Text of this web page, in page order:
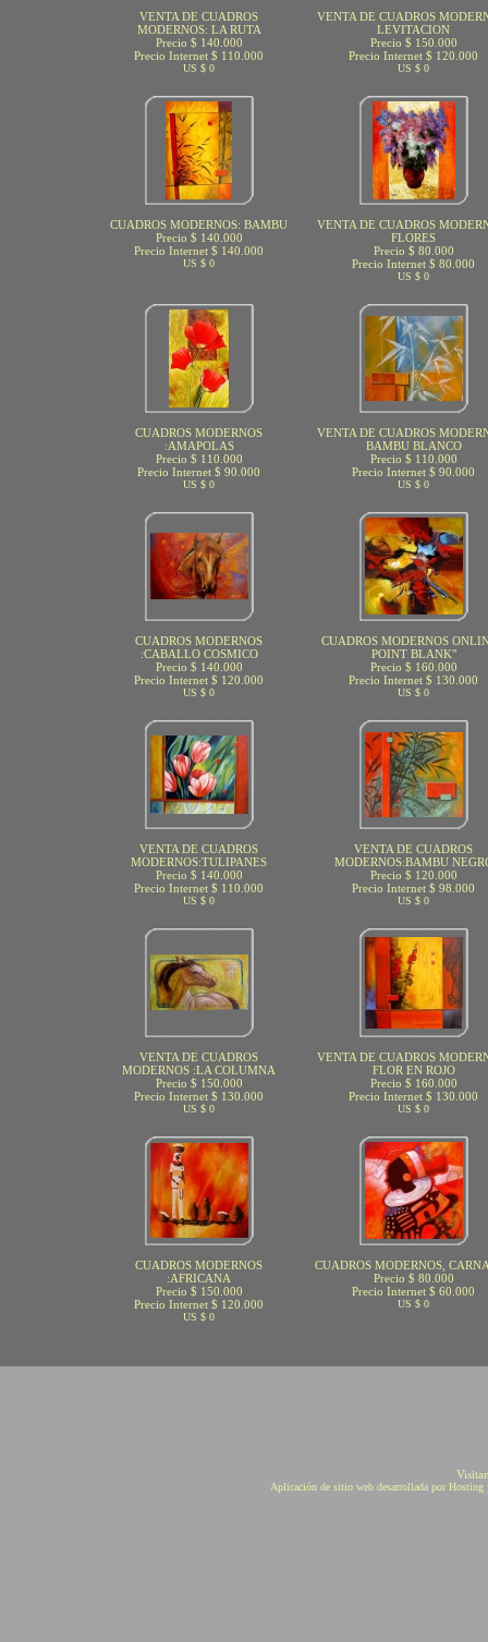
VENTA DE CUADROS
MODERNOS: LA RUTA
Precio $ 140.000
Precio Internet $ 110.000
US $ 0
VENTA DE CUADROS
LEVITACION
Precio $ 150.000
Precio Internet $ 120.000
US $ 0
CUADROS MODERNOS: BAMBU
Precio $ 140.000
Precio Internet $ 140.000
US $ 0
VENTA DE CUADROS
FLORES
Precio $ 80.000
Precio Internet $ 80.000
US $ 0
CUADROS MODERNOS
:AMAPOLAS
Precio $ 110.000
Precio Internet $ 90.000
US $ 0
VENTA DE CUADROS
BAMBU BLANCO
Precio $ 110.000
Precio Internet $ 90.000
US $ 0
CUADROS MODERNOS
:CABALLO COSMICO
Precio $ 140.000
Precio Internet $ 120.000
US $ 0
CUADROS MODERNOS
POINT BLANK"
Precio $ 160.000
Precio Internet $ 130.000
US $ 0
VENTA DE CUADROS
MODERNOS:TULIPANES
Precio $ 140.000
Precio Internet $ 110.000
US $ 0
VENTA DE CUADROS
MODERNOS:BAMBU
Precio $ 120.000
Precio Internet $ 98.000
US $ 0
VENTA DE CUADROS
MODERNOS :LA COLUMNA
Precio $ 150.000
Precio Internet $ 130.000
US $ 0
VENTA DE CUADROS
FLOR EN ROJO
Precio $ 160.000
Precio Internet $ 130.000
US $ 0
CUADROS MODERNOS
:AFRICANA
Precio $ 150.000
Precio Internet $ 120.000
US $ 0
CUADROS MODERNOS,
Precio $ 80.000
Precio Internet $ 60.000
US $ 0
Aplicación de sitio web desarrollada por